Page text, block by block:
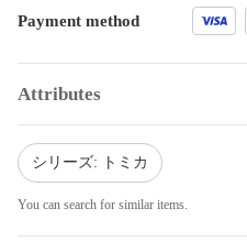
Payment method
Attributes
シリーズ: トミカ
You can search for similar items.